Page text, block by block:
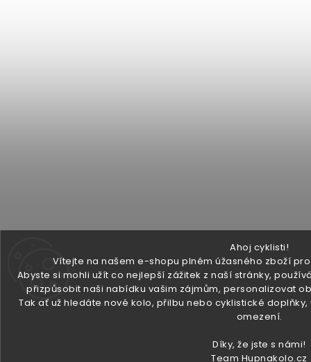
Ahoj cyklisti!
Vítejte na našem e-shopu plném úžasného zboží
Abyste si mohli užít co nejlepší zážitek z naší stránky,
přizpůsobit naši nabídku vašim zájmům, personalizovat
Tak ať už hledáte nové kolo, přilbu nebo cyklistické
omezení.
Díky, že jste s námi!
Team Hupnakolo.cz